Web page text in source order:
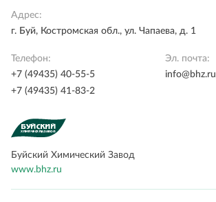
Адрес:
г. Буй, Костромская обл., ул. Чапаева, д. 1
Телефон:
+7 (49435) 40-55-5
+7 (49435) 41-83-2
Эл. почта:
info@bhz.ru
Буйский Химический Завод
www.bhz.ru